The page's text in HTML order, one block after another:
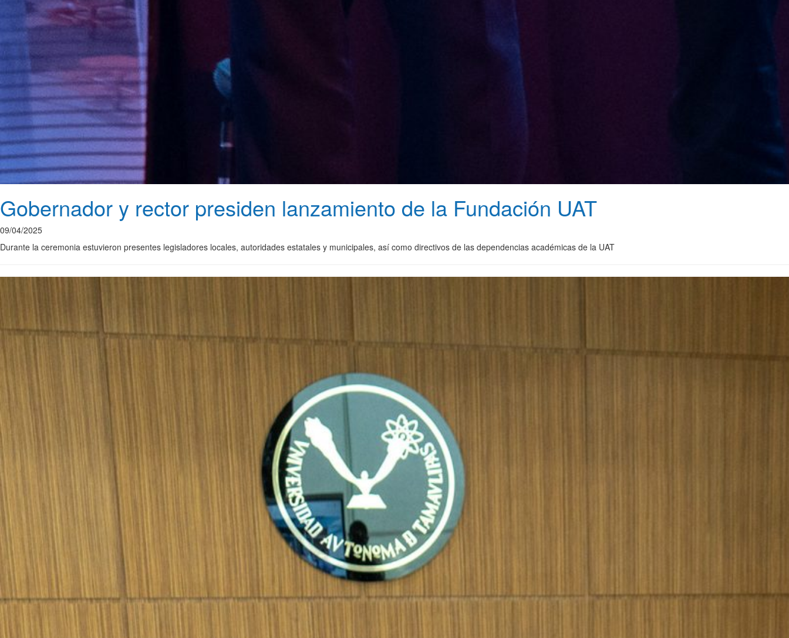
Gobernador y rector presiden lanzamiento de la Fundación UAT
09/04/2025
Durante la ceremonia estuvieron presentes legisladores locales, autoridades estatales y municipales, así como directivos de las dependencias académicas de la UAT